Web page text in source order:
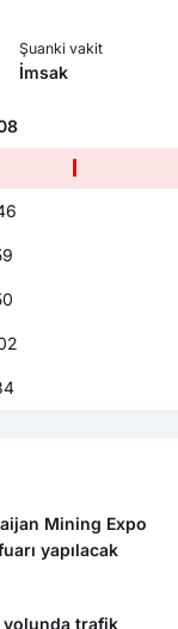
Şuanki vakit
İmsak
Mining Expo
yapılacak
yolunda trafik